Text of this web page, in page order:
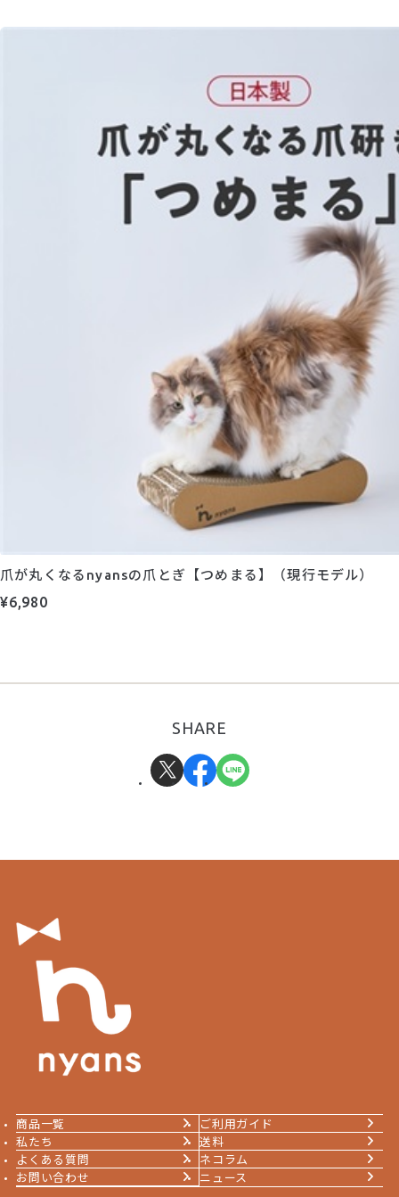
爪が丸くなるnyansの爪とぎ【つめまる】（現行モデル）
¥6,980
SHARE
商品一覧
ご利用ガイド
私たち
送料
よくある質問
ネコラム
お問い合わせ
ニュース